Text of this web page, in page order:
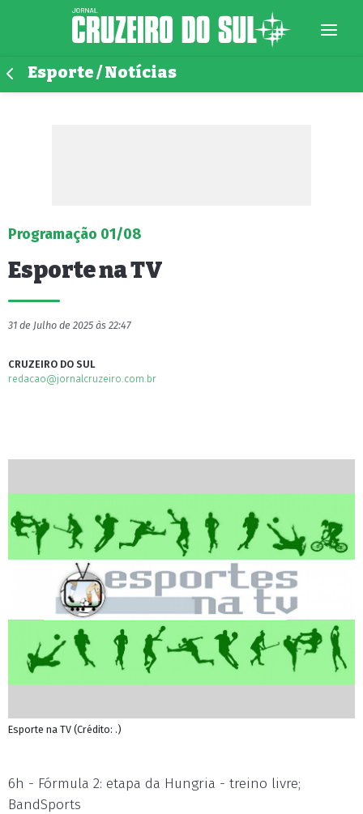
Esporte / Notícias
Programação 01/08
Esporte na TV
31 de Julho de 2025 às 22:47
CRUZEIRO DO SUL
redacao@jornalcruzeiro.com.br
Esporte na TV (Crédito: .)
6h - Fórmula 2: etapa da Hungria - treino livre;
BandSports